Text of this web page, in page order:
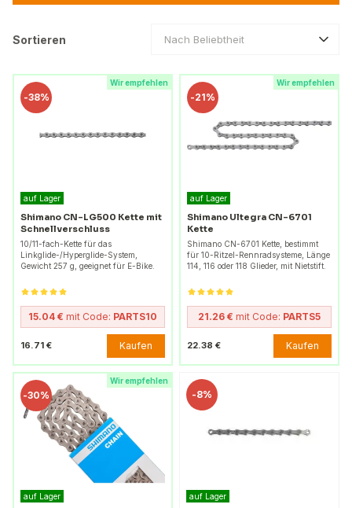
Sortieren Nach Beliebtheit
Wir empfehlen
-38%
auf Lager
Shimano CN-LG500 Kette mit
Schnellverschluss
10/11-fach-Kette für das
Linkglide-/Hyperglide-System,
Gewicht 257 g, geeignet für E-Bike.
15.04 € mit Code: PARTS10
16.71 € Kaufen
Wir empfehlen
-21%
auf Lager
Shimano Ultegra CN-6701
Kette
Shimano CN-6701 Kette, bestimmt
für 10-Ritzel-Rennradsysteme, Länge
114, 116 oder 118 Glieder, mit Nietstift.
21.26 € mit Code: PARTS5
22.38 € Kaufen
Wir empfehlen
-30%
auf Lager
-8%
auf Lager